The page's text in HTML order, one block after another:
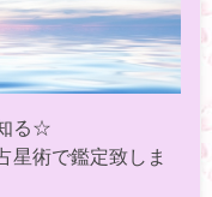
る☆
星術で鑑定致しま